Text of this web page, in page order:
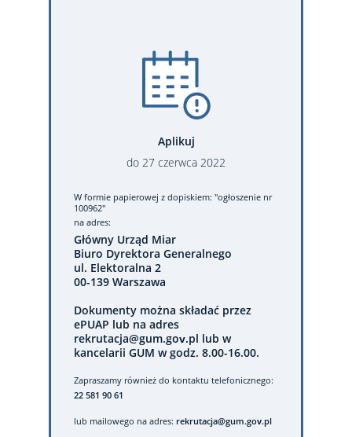
Aplikuj
do 27 czerwca 2022
W formie papierowej z dopiskiem: "ogłoszenie nr
100962"
na adres:
Główny Urząd Miar
Biuro Dyrektora Generalnego
ul. Elektoralna 2
00-139 Warszawa
Dokumenty można składać przez
ePUAP lub na adres
rekrutacja@gum.gov.pl lub w
kancelarii GUM w godz. 8.00-16.00.
Zapraszamy również do kontaktu telefonicznego:
22 581 90 61
lub mailowego na adres: rekrutacja@gum.gov.pl